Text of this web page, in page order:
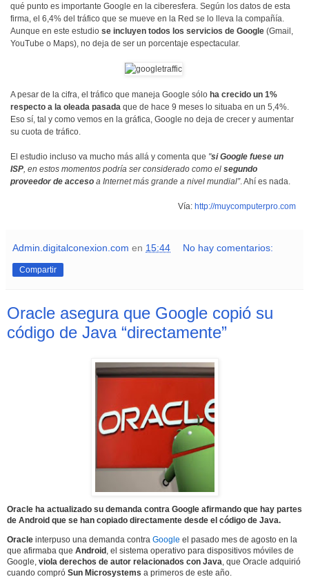
qué punto es importante Google en la ciberesfera. Según los datos de esta
firma, el 6,4% del tráfico que se mueve en la Red se lo lleva la compañía.
Aunque en este estudio se incluyen todos los servicios de Google (Gmail,
YouTube o Maps), no deja de ser un porcentaje espectacular.
A pesar de la cifra, el tráfico que maneja Google sólo ha crecido un 1%
respecto a la oleada pasada que de hace 9 meses lo situaba en un 5,4%.
Eso sí, tal y como vemos en la gráfica, Google no deja de crecer y aumentar
su cuota de tráfico.
El estudio incluso va mucho más allá y comenta que "si Google fuese un
ISP , en estos momentos podría ser considerado como el segundo
proveedor de acceso a Internet más grande a nivel mundial”. Ahí es nada.
Vía: http://muycomputerpro.com
Admin.digitalconexion.com en 15:44 No hay comentarios:
Compartir
Oracle asegura que Google copió su
código de Java “directamente”
Oracle ha actualizado su demanda contra Google afirmando que hay partes
de Android que se han copiado directamente desde el código de Java.
Oracle interpuso una demanda contra Google el pasado mes de agosto en la
que afirmaba que Android , el sistema operativo para dispositivos móviles de
Google, viola derechos de autor relacionados con Java, que Oracle adquirió
cuando compró Sun Microsystems a primeros de este año.